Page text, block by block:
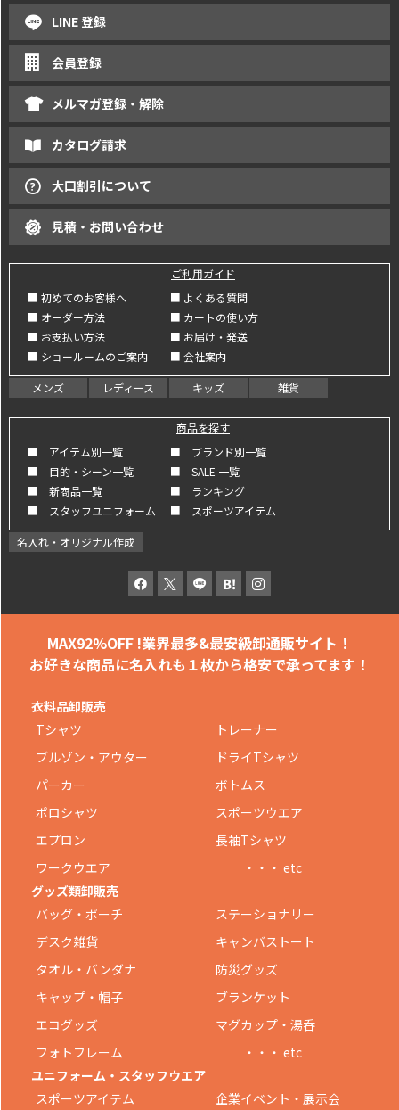
LINE 登録
会員登録
メルマガ登録・解除
カタログ請求
大口割引について
見積・お問い合わせ
ご利用ガイド
■ 初めてのお客様へ
■ よくある質問
■ オーダー方法
■ カートの使い方
■ お支払い方法
■ お届け・発送
■ ショールームのご案内
■ 会社案内
メンズ レディース キッズ 雑貨
商品を探す
■ アイテム別一覧
■ ブランド別一覧
■ 目的・シーン一覧
■ SALE 一覧
■ 新商品一覧
■ ランキング
■ スタッフユニフォーム
■ スポーツアイテム
名入れ・オリジナル作成
MAX92%OFF !業界最多&最安級卸通販サイト！
お好きな商品に名入れも １枚から格安で承ってます！
衣料品卸販売
Tシャツ
トレーナー
ブルゾン・アウター
ドライTシャツ
パーカー
ボトムス
ポロシャツ
スポーツウエア
エプロン
長袖Tシャツ
ワークウエア
・・・ etc
グッズ類卸販売
バッグ・ポーチ
ステーショナリー
デスク雑貨
キャンバストート
タオル・バンダナ
防災グッズ
キャップ・帽子
ブランケット
エコグッズ
マグカップ・湯呑
フォトフレーム
・・・ etc
ユニフォーム・スタッフウエア
スポーツアイテム
企業イベント・展示会